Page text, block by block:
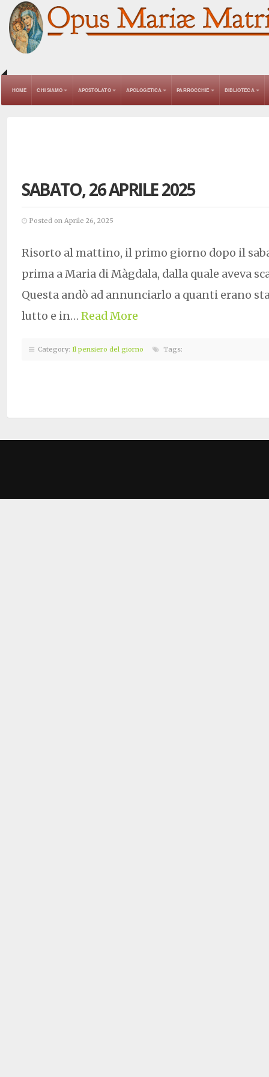
HOME CHI SIAMO APOSTOLATO APOLOGETICA PARROCCHIE BIBLIOTECA
SABATO, 26 APRILE 2025
Posted on Aprile 26, 2025
Risorto al mattino, il primo giorno dopo il
prima a Maria di Màgdala, dalla quale aveva
Questa andò ad annunciarlo a quanti erano
lutto e in… Read More
Category: Il pensiero del giorno Tags: